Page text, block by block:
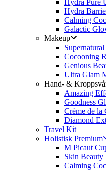
Hydra Pure
Hydra
Calming
Galactic
Makeup
Cocooning
Genious
Ultra Glam
Hand- &
Amazing
Goodness
Crème de la
Diamond
Travel Kit
Holistisk Premium
M Picaut
Skin Beauty
Calming